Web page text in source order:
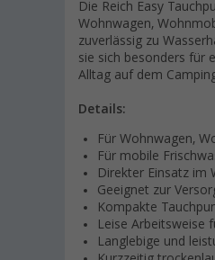
Die Reich Easy
Wohnwagen,
zuverlässig zu
sie sich besonders für
Alltag auf dem
Details:
Für Wohnwagen,
Für mobile
Direkter Einsatz im
Geeignet zur
Kompakte
Leise Arbeitsweise
Langlebige und